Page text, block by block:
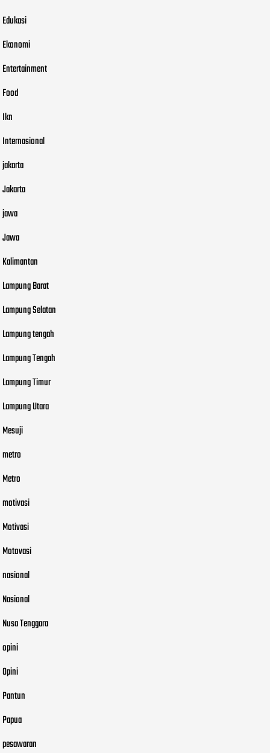
Edukasi
Ekonomi
Entertainment
Food
Ikn
Internasional
jakarta
Jakarta
jawa
Jawa
Kalimantan
Lampung Barat
Lampung Selatan
Lampung tengah
Lampung Tengah
Lampung Timur
Lampung Utara
Mesuji
metro
Metro
motivasi
Motivasi
Motovasi
nasional
Nasional
Nusa Tenggara
opini
Opini
Pantun
Papua
pesawaran